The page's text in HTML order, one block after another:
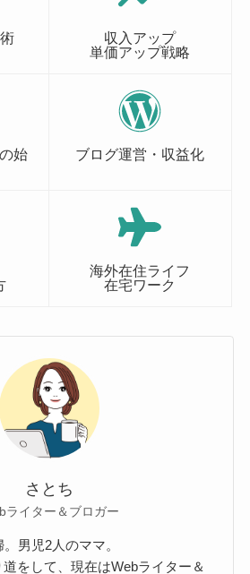
収入アップ
単価アップ戦略
始
ブログ運営・収益化
海外在住ライフ
在宅ワーク
さとち
ライター＆ブロガー
男児2人のママ。
をして、現在はWebライター＆